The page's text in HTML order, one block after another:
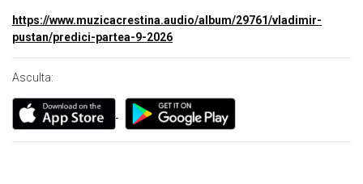
https://www.muzicacrestina.audio/album/29761/vladimir-
pustan/predici-partea-9-2026
Asculta: